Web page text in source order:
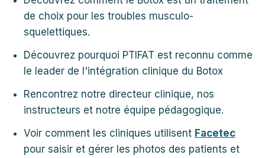
de choix pour les troubles musculo-
squelettiques.
Découvrez pourquoi PTIFAT est reconnu comme
le leader de l'intégration clinique du Botox
Rencontrez notre directeur clinique, nos
instructeurs et notre équipe pédagogique.
Voir comment les cliniques utilisent Facetec
pour saisir et gérer les photos des patients et